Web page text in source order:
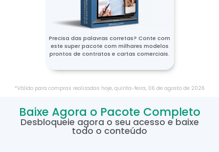
Precisa das palavras corretas? Conte com
este super pacote com milhares modelos
prontos de contratos e cartas comerciais.
*Válido para compras realizadas hoje, quinta-feira, 06 de agostode 2026
Baixe Agora o Pacote Completo
Desbloqueie agora o seu acesso e baixe
todo o conteúdo